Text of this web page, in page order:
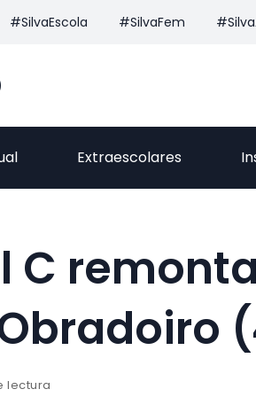
#SilvaEscola #SilvaFem
Extraescolares
C
lectura